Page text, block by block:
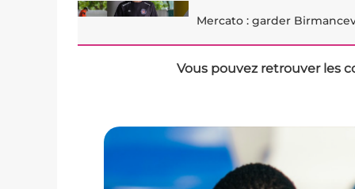
Mercato : garder
Vous pouvez retrouver les